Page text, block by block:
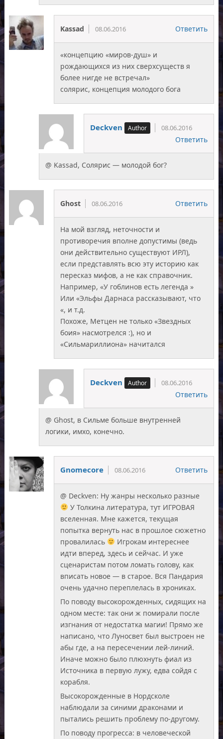
Kassad 08.06.2016 Ответить
«концепцию «миров-душ» и
рождающихся из них сверхсуществ я
более нигде не встречал»
солярис, концепция молодого бога
Deckven 08.06.2016
Ответить
@ Kassad, Солярис — молодой бог?
Ghost 08.06.2016 Ответить
На мой взгляд, неточности и
противоречия вполне допустимы (ведь
они действительно существуют ИРЛ),
если представлять всю эту историю как
пересказ мифов, а не как справочник.
Например, «У гоблинов есть легенда »
Или «Эльфы Дарнаса рассказывают, что
«, и т.д.
Похоже, Метцен не только «Звездных
боия» насмотрелся :), но и
«Сильмариллиона» начитался
Deckven 08.06.2016
Ответить
@ Ghost, в Сильме больше внутренней
логики, имхо, конечно.
Gnomecore 08.06.2016 Ответить
@ Deckven: Ну жанры несколько разные
У Толкина литература, тут ИГРОВАЯ
вселенная. Мне кажется, текущая
попытка вернуть нас в прошлое сюжетно
провалилась
Игрокам интереснее
идти вперед, здесь и сейчас. И уже
сценаристам потом ломать голову, как
вписать новое — в старое. Вся Пандария
очень удачно переплелась в хрониках.
По поводу высокорожденных, сидящих на
одном месте: так они ж помирали после
изгнания от недостатка магии! Прямо же
написано, что Луносвет был выстроен не
абы где, а на пересечении лей-линий.
Иначе можно было плюхнуть фиал из
Источника в первую лужу, едва сойдя с
корабля.
Высокорожденные в Нордсколе
наблюдали за синими драконами и
пытались решить проблему по-другому.
По поводу прогресса: в человеческой